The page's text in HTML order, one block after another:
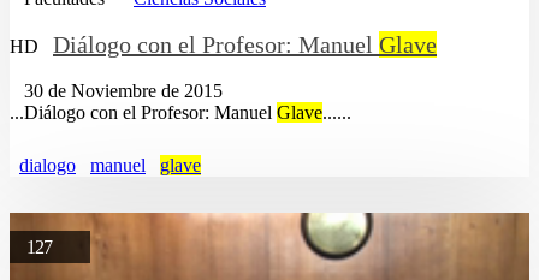
HD Diálogo con el Profesor: Manuel Glave
30 de Noviembre de 2015
...Diálogo con el Profesor: Manuel Glave......
dialogo manuel glave
127